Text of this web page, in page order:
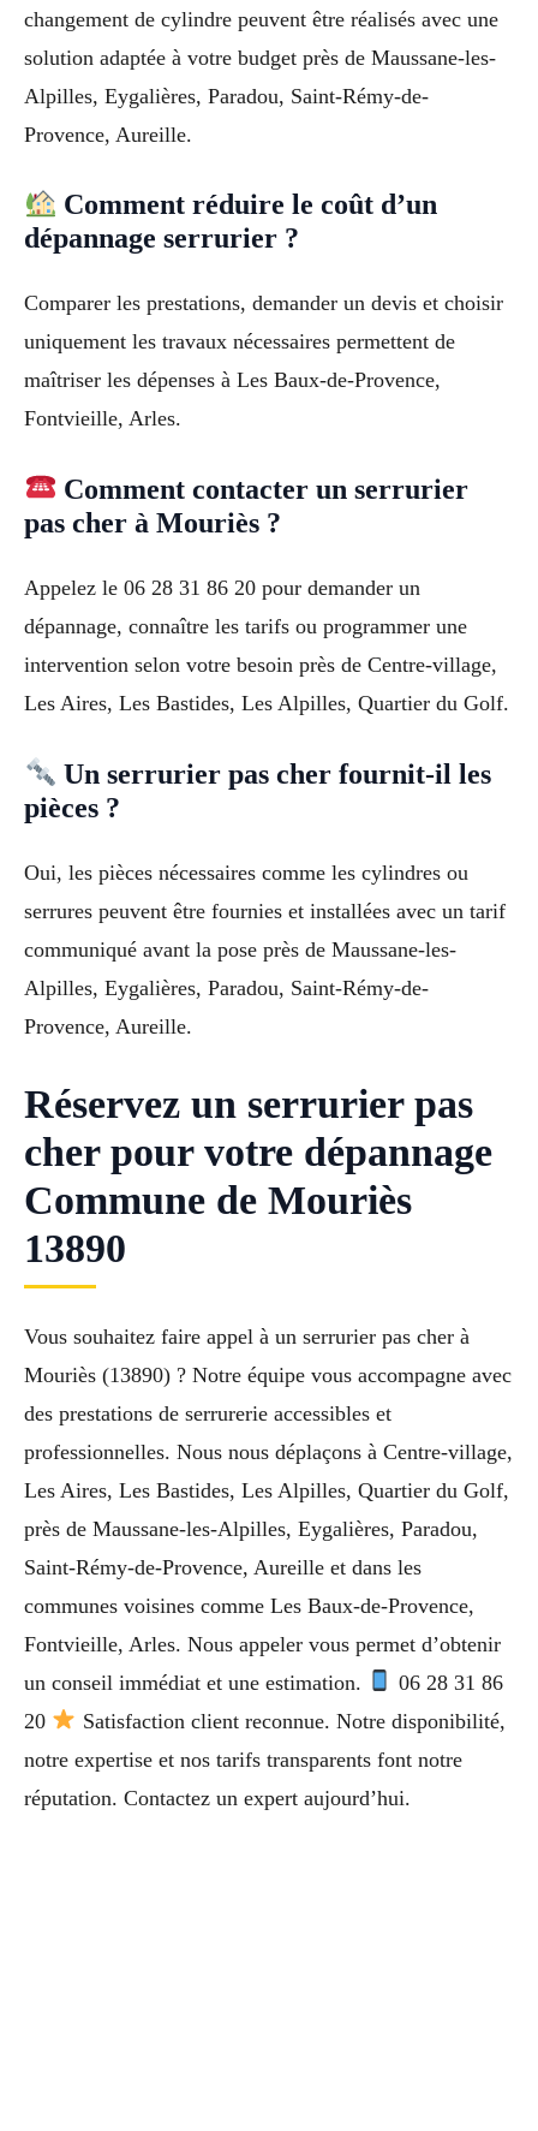
changement de cylindre peuvent être réalisés avec une
solution adaptée à votre budget près de Maussane-les-
Alpilles, Eygalières, Paradou, Saint-Rémy-de-
Provence, Aureille.
Comment réduire le coût d’un
dépannage serrurier ?
Comparer les prestations, demander un devis et choisir
uniquement les travaux nécessaires permettent de
maîtriser les dépenses à Les Baux-de-Provence,
Fontvieille, Arles.
Comment contacter un serrurier
pas cher à Mouriès ?
Appelez le 06 28 31 86 20 pour demander un
dépannage, connaître les tarifs ou programmer une
intervention selon votre besoin près de Centre-village,
Les Aires, Les Bastides, Les Alpilles, Quartier du Golf.
Un serrurier pas cher fournit-il les
pièces ?
Oui, les pièces nécessaires comme les cylindres ou
serrures peuvent être fournies et installées avec un tarif
communiqué avant la pose près de Maussane-les-
Alpilles, Eygalières, Paradou, Saint-Rémy-de-
Provence, Aureille.
Réservez un serrurier pas
cher pour votre dépannage
Commune de Mouriès
13890
Vous souhaitez faire appel à un serrurier pas cher à
Mouriès (13890) ? Notre équipe vous accompagne avec
des prestations de serrurerie accessibles et
professionnelles. Nous nous déplaçons à Centre-village,
Les Aires, Les Bastides, Les Alpilles, Quartier du Golf,
près de Maussane-les-Alpilles, Eygalières, Paradou,
Saint-Rémy-de-Provence, Aureille et dans les
communes voisines comme Les Baux-de-Provence,
Fontvieille, Arles. Nous appeler vous permet d’obtenir
un conseil immédiat et une estimation.
06 28 31 86
20
Satisfaction client reconnue. Notre disponibilité,
notre expertise et nos tarifs transparents font notre
réputation. Contactez un expert aujourd’hui.